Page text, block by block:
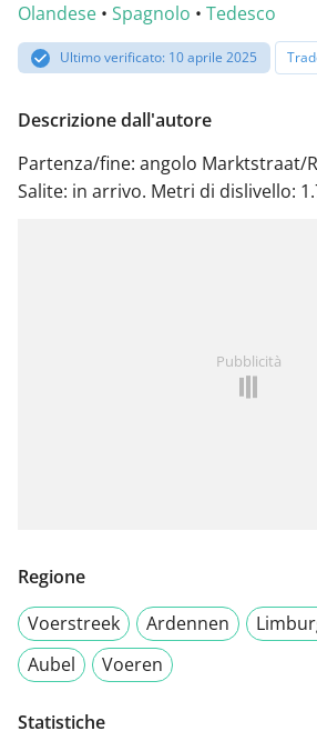
Olandese • Spagnolo • Tedesco
Ultimo verificato: 10 aprile 2025
Descrizione dall'autore
Partenza/fine: angolo Marktstraat/
Salite: in arrivo. Metri di dislivello:
Pubblicità
Regione
Voerstreek
Ardennen
Aubel
Voeren
Statistiche